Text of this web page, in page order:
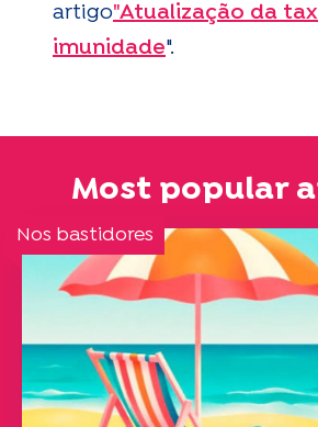
artigo"Atualização da
imunidade".
Most popular
Nos bastidores